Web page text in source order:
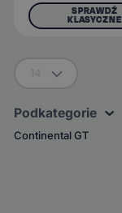
SPRAWDŹ
KLASYCZNE
Podkategorie
Continental GT